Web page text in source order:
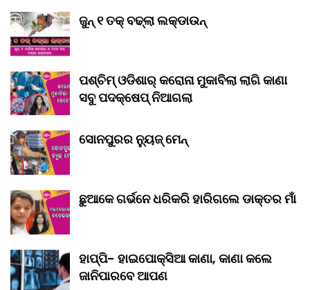
ଜୁନ୍ ୧ ତକ୍ ବଢ୍‌ଲା ଲକ୍‌ଡାଉନ୍‌
ପଶ୍ଚିମ୍ ଓଡିଶାର୍ କରୋନା ମୁକାବିଲା ଲାଗି କାଣା
ସବୁ ପଦକ୍ଷେପ୍ ନିଆଗଲା
ସୋନପୁରର ନ୍ୟୁଜ୍ ମେନ୍
ଛୁଆକେ ଗର୍ଭନେ ଧରିକରି ହାରିଗଲେ ଡାକ୍ତର ମାଁ
ହାପ୍ପି- ହାଇପୋକ୍ସିଆ କାଣା, କାଣା କଲେ
ଜାନିପାରବେ ଆପଣ